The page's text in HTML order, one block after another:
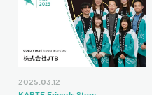
2025.03.12